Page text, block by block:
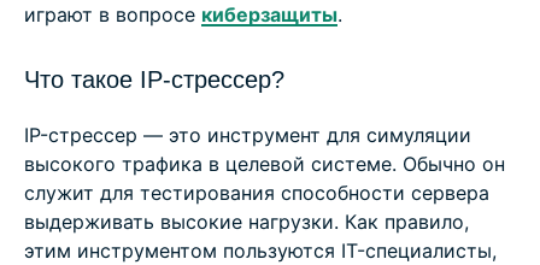
играют в вопросе киберзащиты.
Что такое IP-стрессер?
IP-стрессер — это инструмент для симуляции
высокого трафика в целевой системе. Обычно он
служит для тестирования способности сервера
выдерживать высокие нагрузки. Как правило,
этим инструментом пользуются IT-специалисты,